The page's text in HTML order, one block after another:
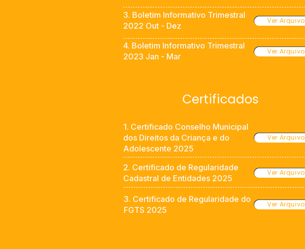
3. Boletim Informativo Trimestral
2022 Out - Dez
Ver Arquivo
4. Boletim Informativo Trimestral
2023 Jan - Mar
Ver Arquivo
Certificados
1. Certificado Conselho Municipal
dos Direitos da Criança e do
Adolescente 2025
Ver Arquivo
2. Certificado de Regularidade
Cadastral de Entidades 2025
Ver Arquivo
3. Certificado de Regularidade do
FGTS 2025
Ver Arquivo